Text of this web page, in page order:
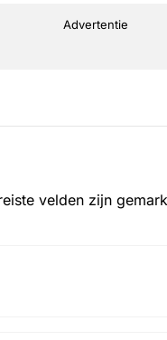
Advertentie
velden zijn